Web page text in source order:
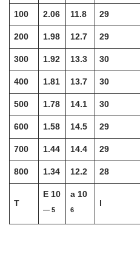
100 2.06 11.8 29
200 1.98 12.7 29
300 1.92 13.3 30
400 1.81 13.7 30
500 1.78 14.1 30
600 1.58 14.5 29
700 1.44 14.4 29
800 1.34 12.2 28
T
E 10
— 5
a 10
6